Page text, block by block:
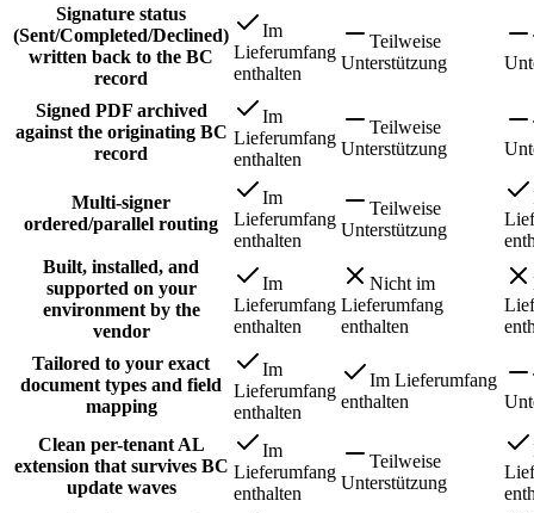
Signature status
(Sent/Completed/Declined)
written back to the BC
record
Im
Lieferumfang
enthalten
Teilweise
Unterstützung
Signed PDF archived
against the originating BC
record
Im
Lieferumfang
enthalten
Teilweise
Unterstützung
Multi-signer
ordered/parallel routing
Im
Lieferumfang
enthalten
Teilweise
Unterstützung
Built, installed, and
supported on your
environment by the
vendor
Im
Lieferumfang
enthalten
Nicht im
Lieferumfang
enthalten
Tailored to your exact
document types and field
mapping
Im
Lieferumfang
enthalten
Im Lieferumfang
enthalten
Clean per-tenant AL
extension that survives BC
update waves
Im
Lieferumfang
enthalten
Teilweise
Unterstützung